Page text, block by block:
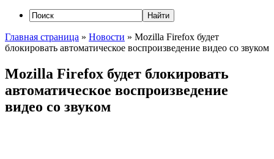
Главная страница » Новости » Mozilla Firefox будет
блокировать автоматическое воспроизведение видео со звуком
Mozilla Firefox будет блокировать
автоматическое воспроизведение
видео со звуком